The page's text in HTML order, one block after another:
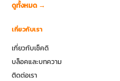
ดูทั้งหมด →
เกี่ยวกับเรา
เกี่ยวกับเช็คดิ
บล็อคและบทความ
ติดต่อเรา